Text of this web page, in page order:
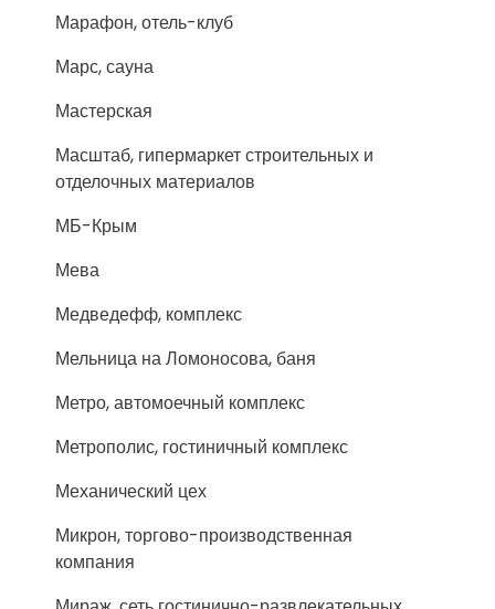
Марафон, отель-клуб
Марс, сауна
Мастерская
Масштаб, гипермаркет строительных и
отделочных материалов
МБ-Крым
Мева
Медведефф, комплекс
Мельница на Ломоносова, баня
Метро, автомоечный комплекс
Метрополис, гостиничный комплекс
Механический цех
Микрон, торгово-производственная
компания